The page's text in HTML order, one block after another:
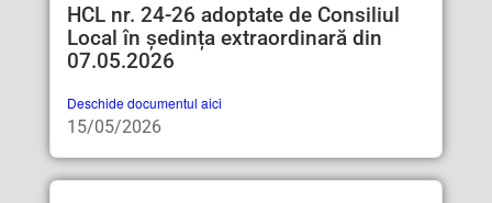
HCL nr. 24-26 adoptate de Consiliul
Local în ședința extraordinară din
07.05.2026
Deschide documentul aici
15/05/2026